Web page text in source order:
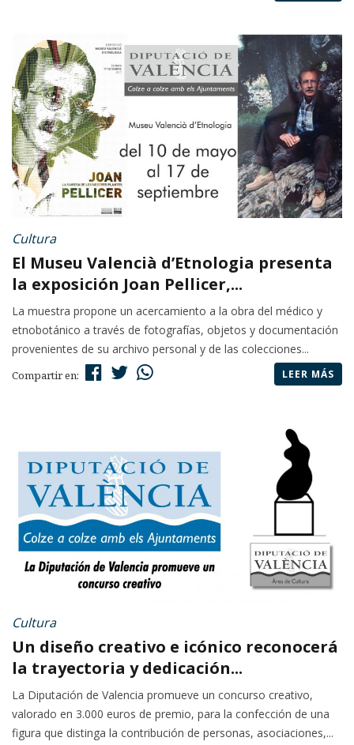
Cultura
El Museu Valencià d’Etnologia presenta
la exposición Joan Pellicer,...
La muestra propone un acercamiento a la obra del médico y
etnobotánico a través de fotografías, objetos y documentación
provenientes de su archivo personal y de las colecciones...
Compartir en: LEER MÁS
Cultura
Un diseño creativo e icónico reconocerá
la trayectoria y dedicación...
La Diputación de Valencia promueve un concurso creativo,
valorado en 3.000 euros de premio, para la confección de una
figura que distinga la contribución de personas, asociaciones,...